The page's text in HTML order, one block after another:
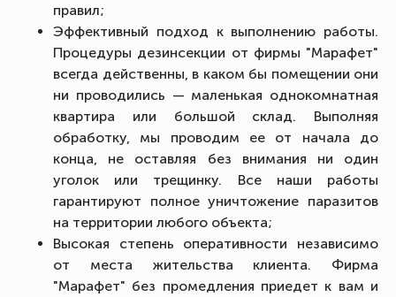
правил;
Эффективный подход к выполнению работы.
Процедуры дезинсекции от фирмы "Марафет"
всегда действенны, в каком бы помещении они
ни проводились — маленькая однокомнатная
квартира или большой склад. Выполняя
обработку, мы проводим ее от начала до
конца, не оставляя без внимания ни один
уголок или трещинку. Все наши работы
гарантируют полное уничтожение паразитов
на территории любого объекта;
Высокая степень оперативности независимо
от места жительства клиента. Фирма
"Марафет" без промедления приедет к вам и